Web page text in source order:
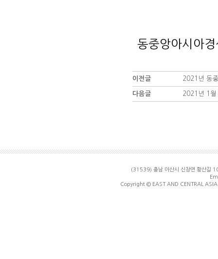
동중앙아시아
이전글 2021년 동
다음글 2021년 1월
(31539) 충남 아산시 신창면 황산
Copyright © EAST AND CENTRAL